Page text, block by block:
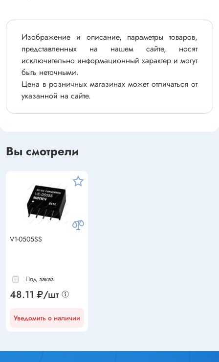
Изображение и описание, параметры товаров,
представленных на нашем сайте, носят
исключительно информационный характер и могут
быть неточными.
Цена в розничных магазинах может отличаться от
указанной на сайте.
Вы смотрели
V1-0505SS
Под заказ
48.11 ₽/шт
Уведомить о наличии